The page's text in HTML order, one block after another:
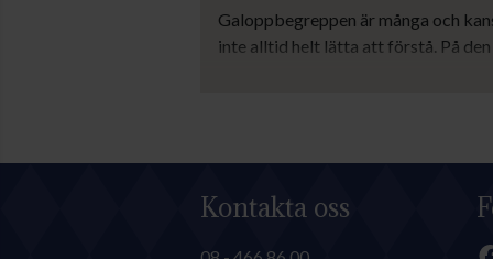
Galoppbegreppen är många och
inte alltid helt lätta att förstå. På den
Kontakta oss